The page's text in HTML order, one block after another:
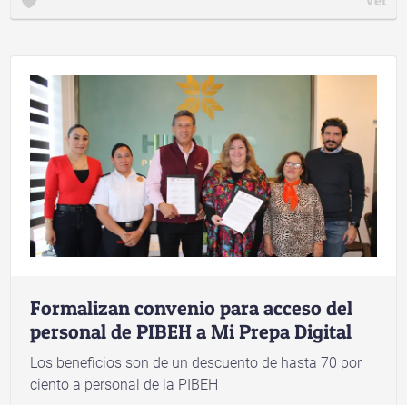
Formalizan convenio para acceso del
personal de PIBEH a Mi Prepa Digital
Los beneficios son de un descuento de hasta 70 por
ciento a personal de la PIBEH